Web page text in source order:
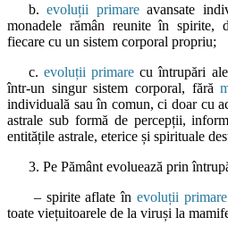
b.evoluții primareavansate
monadele rămân reunite în spirite,
fiecare cu un sistem corporal propriu;
c.evoluții primare cu întrupări
într-un singur sistem corporal, fără
individuală sau în comun, ci doar cu
astrale sub formă de percepții,
entitățile astrale, eterice și spirituale
3. Pe Pământ evoluează prin
– spirite aflate în evoluții primare
toate viețuitoarele de la viruși la